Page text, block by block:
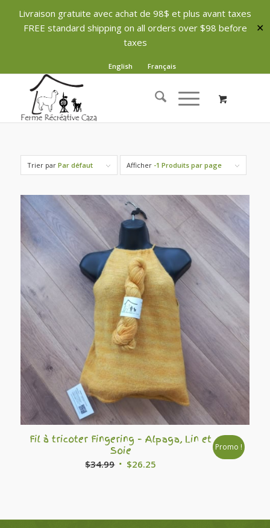
Livraison gratuite avec achat de 98$ et plus avant taxes
FREE standard shipping on all orders over $98 before
taxes
✕
English Français
Trier par Par défaut Afficher -1 Produits par page
Fil à tricoter Fingering – Alpaga, Lin et
Soie
$34.99 Le
$34.99.
$26.25
$26.25.
Promo !